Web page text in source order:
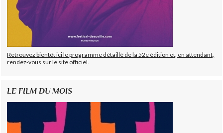
Retrouvez bientôt ici le programme détaillé de la 52e édition et, en attendant,
rendez-vous sur le site officiel.
LE FILM DU MOIS